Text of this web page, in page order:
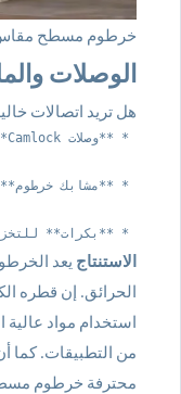
خرطوم مسطح مقاس 6 بوصات على منصة
الوصلات
هل تريد اتصالات
* **بكرات**
الاستنتاج
الحرائق. إن قطره
استخدام مواد عالية
من التطبيقات. كما
محترفة خرطوم مسطح